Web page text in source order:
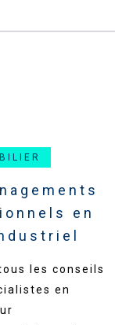
en
les conseils
en